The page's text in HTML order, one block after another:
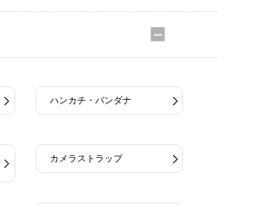
ハンカチ・バンダナ
カメラストラップ